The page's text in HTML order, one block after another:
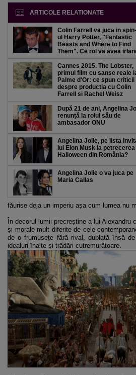
ARTICOLE RELATIONATE
Colin Farrell va juca in
ul Harry Potter, "Fantastic
Beasts and Where to Find
Them". Ce rol va avea
Cannes 2015. The Lobster,
primul film cu sanse reale
Palme d'Or: ce spun criticii
despre productia cu Colin
Farrell si Rachel Weisz
După 21 de ani, Angelina
renunță la rolul său de
ambasador ONU
Angelina Jolie, pe lista
lui Elon Musk la petrecerea
Halloween din România?
Angelina Jolie o va juca pe
Maria Callas
făurise deja un imperiu așa cum lumea nu
În decorul lumii precreștine a lui Alexandru
și morale mult diferite de cele
de o frumusețe fără rival, dublată însă
idealuri înalte și trădări cutremurătoare.